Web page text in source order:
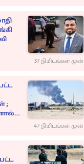
37 நிமிடங்கள் முன்
;
47 நிமிடங்கள் முன்